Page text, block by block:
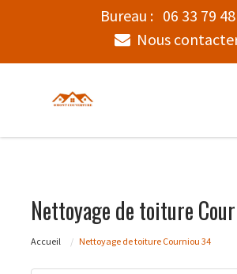
Bureau : 06 33 79
Nous
Nettoyage de toiture
Accueil Nettoyage de toiture Courniou 34